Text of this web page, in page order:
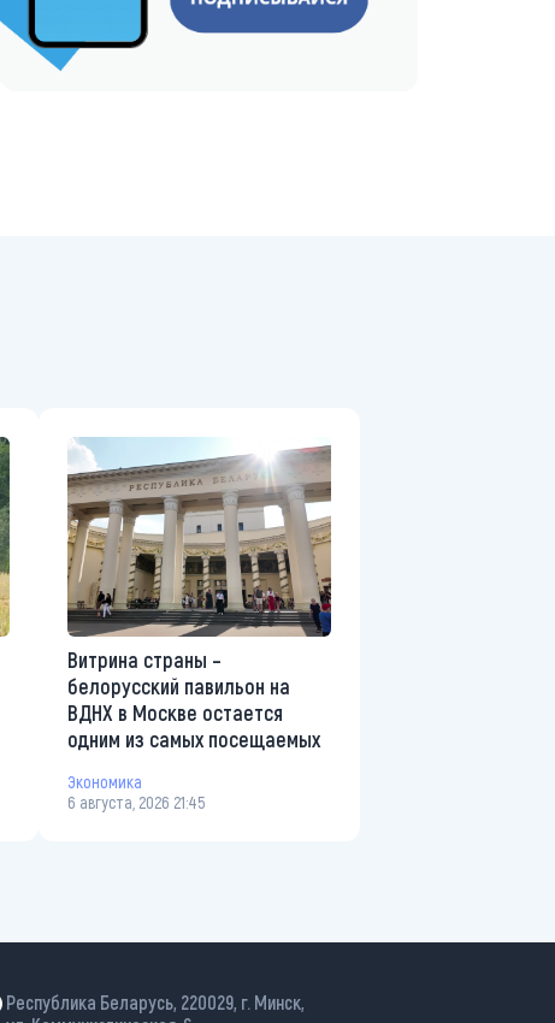
Витрина страны –
белорусский павильон на
ВДНХ в Москве остается
одним из самых посещаемых
Экономика
6 августа, 2026 21:45
Республика Беларусь, 220029, г. Минск,